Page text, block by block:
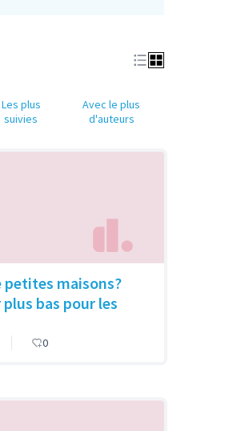
Les plus
suivies
Avec le plus
d'auteurs
petites maisons?
bas pour les
0